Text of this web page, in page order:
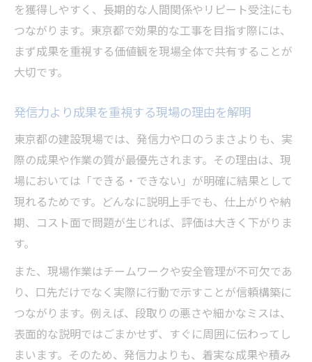
を獲得しやすく、長期的な人間関係やリピート受注にも
つながります。東京都で効果的な工事を目指す際には、
まず成果を重視する価値観を現場全体で共有することが
大切です。
発信力より成果を重視する現場の理由を解明
東京都の建設現場では、発信力や口のうまさよりも、実
際の成果や作業の質が最優先されます。その理由は、現
場においては「できる・できない」が明確に結果として
現れるためです。どんなに説明上手でも、仕上がりや納
期、コスト面で問題が生じれば、評価は大きく下がりま
す。
また、現場作業はチームワークや安全管理が不可欠であ
り、口先だけでなく実際に行動で示すことが信頼構築に
つながります。例えば、段取りの悪さや細かなミスは、
表面的な説明ではごまかせず、すぐに周囲に伝わってし
まいます。そのため、発信力よりも、着実な成果や積み